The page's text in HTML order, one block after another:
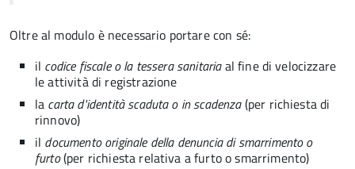
Oltre al modulo è necessario portare con sé:
il codice fiscale o la tessera sanitariaal fine di velocizzare
le attività di registrazione
la carta d'identità scaduta o in scadenza(per richiesta di
rinnovo)
il documento originale della denuncia di smarrimento o
furto(per richiesta relativa a furto o smarrimento)